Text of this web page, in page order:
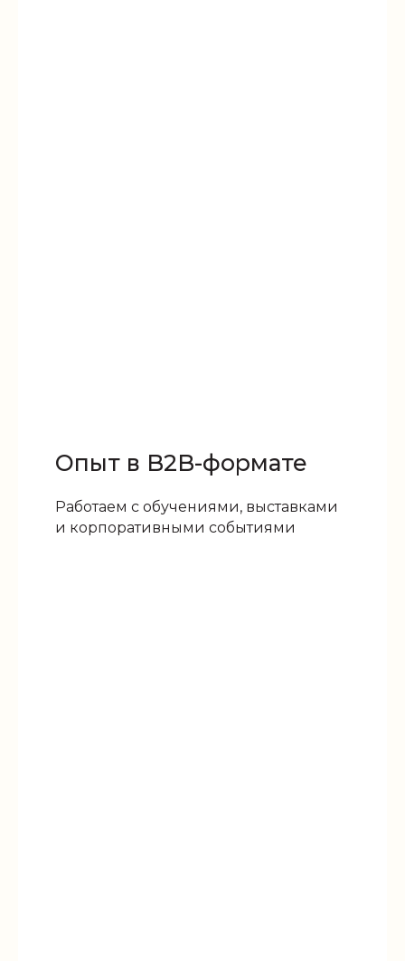
Опыт в B2B-формате
Работаем с обучениями, выставками
и корпоративными событиями